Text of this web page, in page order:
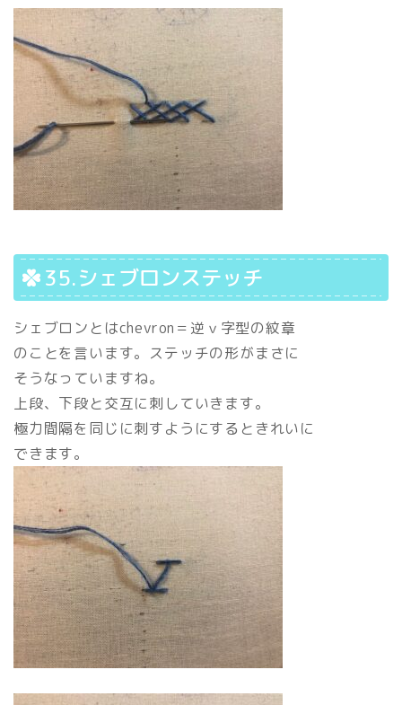
35.シェブロンステッチ
シェブロンとはchevron＝逆ｖ字型の紋章
のことを言います。ステッチの形がまさに
そうなっていますね。
上段、下段と交互に刺していきます。
極力間隔を同じに刺すようにするときれいに
できます。